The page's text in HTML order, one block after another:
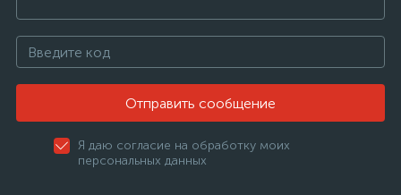
Отправить сообщение
Я даю согласие на обработку моих
персональных данных